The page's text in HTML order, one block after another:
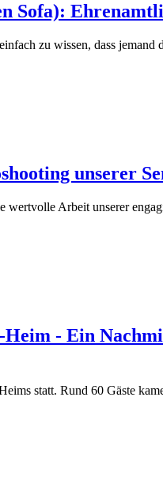
Sofa):
zu wissen, dass
unserer
Arbeit unserer
- Ein
statt. Rund 60 Gäste